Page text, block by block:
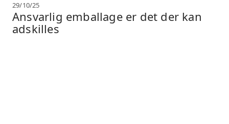
29/10/25
Ansvarlig emballage er det der kan
adskilles